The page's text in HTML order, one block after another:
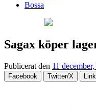
Bossa
Sagax köper
Publicerat den 11
Facebook Twitter/X